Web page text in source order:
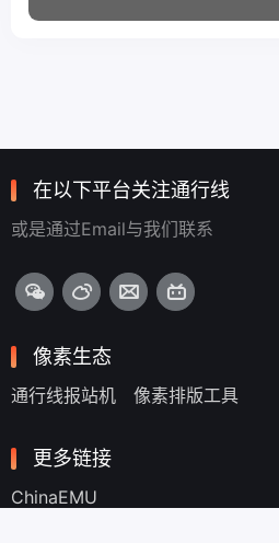
在以下平台关注通行线
或是通过Email与我们联系
像素生态
通行线报站机 像素排版工具
更多链接
ChinaEMU